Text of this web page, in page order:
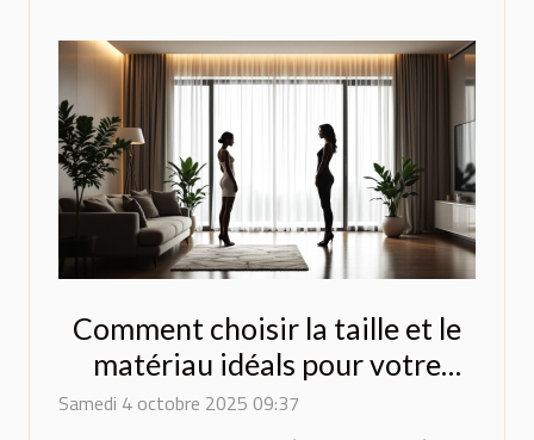
Comment choisir la taille et le
matériau idéals pour votre
poupée ?
Samedi 4 octobre 2025 09:37